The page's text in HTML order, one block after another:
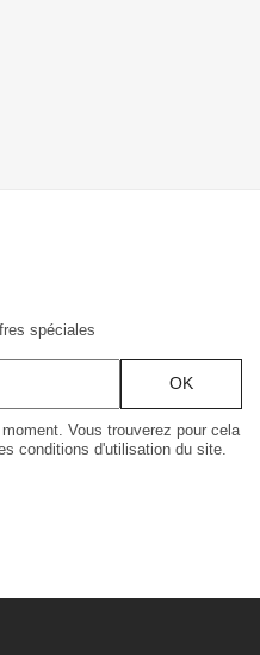
spéciales
Vous trouverez pour cela
conditions d'utilisation du site.